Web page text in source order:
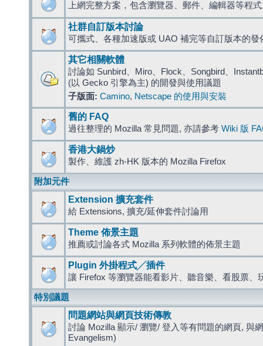
上網完整方案，包含瀏覽器、郵件、編輯器等程
社群自訂版本討論
可攜式、各種加速版或 UAO 補完等自訂版本的發
其它相關軟體
討論如 Sunbird、Miro、Flock、Songbird、
(以 Gecko 引擎為主) 的開發與使用議題
子版面: Camino, Netscape 的使用與安裝
舊的 FAQ
過往整理的 Mozilla 常見問題, 亦請參考 Wiki 版
香港大鍋炒
製作、維護 zh-HK 版本的 Mozilla Firefox
附加元件
Extension 擴充套件
給 Extensions, 擴充/延伸套件討論用
Theme 佈景主題
推薦或討論各式 Mozilla 系列軟體的佈景主題
Plugin 外掛程式╱插件
讓 Firefox 等瀏覽器能看影片、聽音樂、看股票、
特別議題
問題網站與網頁技術傳教
討論 Mozilla 顯示/ 瀏覽/ 登入等有問題的網頁, 與
Evangelism)